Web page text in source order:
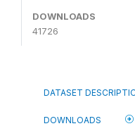
DOWNLOADS
41726
DATASET
DOWNLOADS